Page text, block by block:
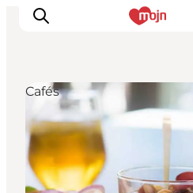
Erlebnisse
Städte und Regionen
Events
Cafés